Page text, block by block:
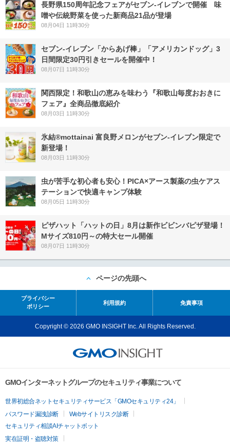
長野県150周年記念フェアがセブン-イレブンで開催 味
噌や伝統野菜を使った新商品21品が登場
08月04日 11時30分
セブン‐イレブン「からあげ棒」「アメリカンドッグ」3
日間限定30円引きセールを開催中！
08月07日 11時30分
関西限定！和歌山の恵みを味わう『和歌山毎度おおきに
フェア』全商品徹底紹介
08月03日 11時30分
氷結®mottainai 富良野メロンがセブン‐イレブン限定で
新登場！
08月03日 11時30分
虫が苦手な初心者も安心！PICA×アース製薬の虫ケアス
テーションで快適キャンプ体験
08月05日 11時30分
ピザハット「ハットの日」8月は新作ビビンバピザ登場！
Mサイズ810円～の特大セール開催
08月07日 11時30分
ページの先頭へ
プライバシー
ポリシー
利用規約 免責事項
Copyright © 2026 GMO INSIGHT Inc. All Rights Reserved.
GMOインターネットグループのセキュリティ事業について
世界初総合ネットセキュリティサービス「GMOセキュリティ24」
パスワード漏洩診断
Webサイトリスク診断
セキュリティ相談AIチャットボット
実在証明・盗聴対策